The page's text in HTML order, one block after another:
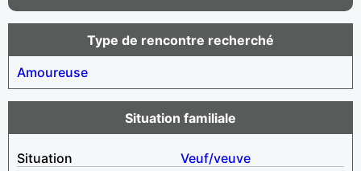
Type de rencontre recherché
Amoureuse
Situation familiale
Situation
Veuf/veuve